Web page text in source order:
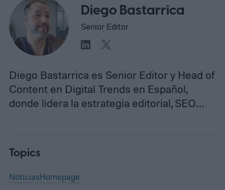
Diego Bastarrica
Senior Editor
Diego Bastarrica es Senior Editor y Head of
Content en Digital Trends en Español,
donde lidera la estrategia editorial, SEO…
Topics
NoticiasHomepage